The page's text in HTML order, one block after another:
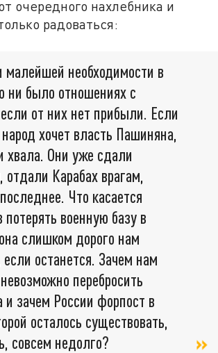
очередного нахлебника и
радоваться:
необходимости в
ни было отношениях с
от них нет прибыли. Если
хочет власть Пашиняна,
хвала. Они уже сдали
Карабах врагам,
Что касается
потерять военную базу в
слишком дорого нам
останется. Зачем нам
перебросить
и зачем России форпост в
осталось существовать,
совсем недолго?